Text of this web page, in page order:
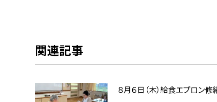
関連記事
８月６日（木）給食エプロン修